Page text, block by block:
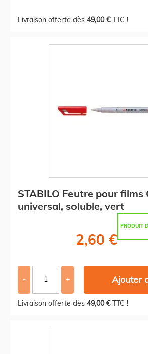
Livraison offerte dès 49,00 €TTC !
STABILO Feutre pour films
universal, soluble, vert
PRODUIT
2,60 €
- + Ajouter
Livraison offerte dès 49,00 €TTC !